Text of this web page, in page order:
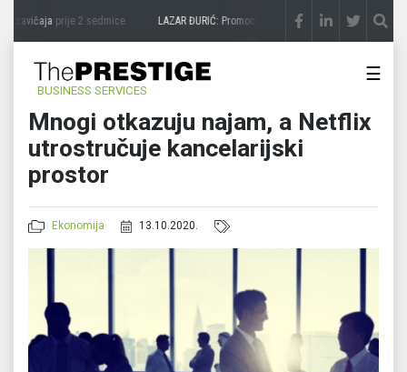
zavičajaprije 2 sedmice LAZAR ĐURIĆ: Promocija potencijal pretvara u destinaciju
BUSINESS SERVICES
☰
Mnogi otkazuju najam, a Netflix
utrostručuje kancelarijski
prostor
Ekonomija 13.10.2020.